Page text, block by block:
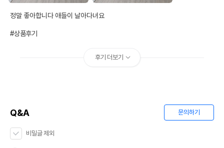
정말 좋아합니다 애들이 날아다녀요
#상품후기
후기 더보기
Q&A 문의하기
비밀글 제외